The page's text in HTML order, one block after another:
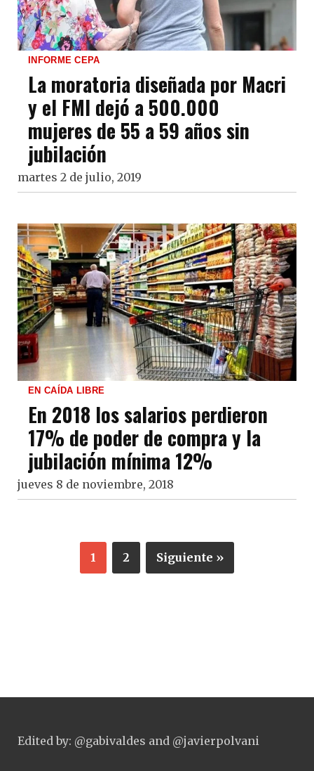
INFORME CEPA
La moratoria diseñada por Macri
y el FMI dejó a 500.000
mujeres de 55 a 59 años sin
jubilación
martes 2 de julio, 2019
EN CAÍDA LIBRE
En 2018 los salarios perdieron
17% de poder de compra y la
jubilación mínima 12%
jueves 8 de noviembre, 2018
1 2 Siguiente »
Edited by: @gabivaldes and @javierpolvani